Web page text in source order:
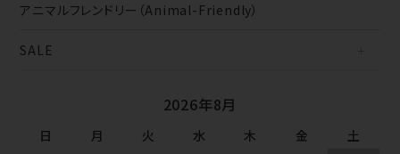
アニマルフレンドリー（Animal-Friendly）
SALE
2026年8月
日 月 火 水 木 金
土